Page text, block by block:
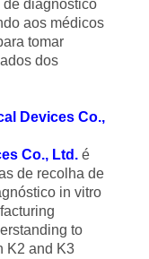
de diagnóstico
aos médicos
tomar
dos
Devices Co.,
Co., Ltd. é
de recolha de
in vitro
to
K2 and K3